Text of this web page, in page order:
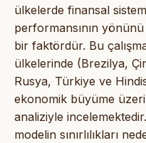
ülkelerde finansal
performansının
bir faktördür. Bu
ülkelerinde (Brezilya,
Rusya, Türkiye ve
ekonomik büyüme
analiziyle
modelin sınırlılıkları